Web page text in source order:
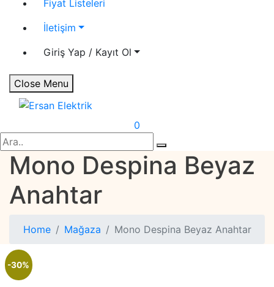
Fiyat Listeleri
İletişim
Giriş Yap / Kayıt Ol
Close Menu
0
Search
Mono Despina Beyaz
Anahtar
Home Mağaza Mono Despina Beyaz Anahtar
-30%